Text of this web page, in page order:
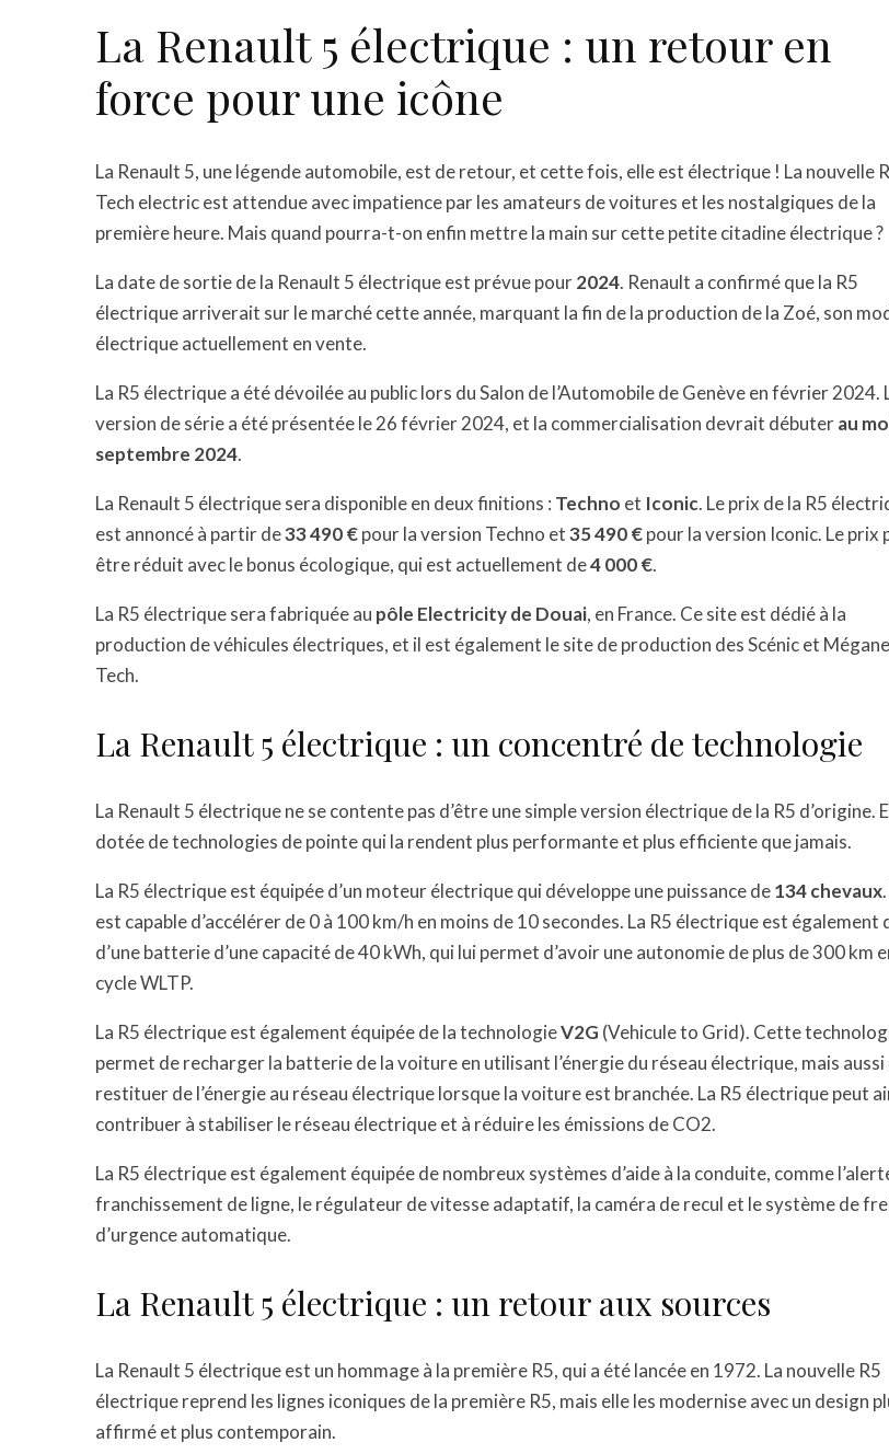
La Renault 5 électrique : un retour en
force pour une icône
La Renault 5, une légende automobile, est de retour, et cette fois, elle est électrique ! La nouvelle
Tech electric est attendue avec impatience par les amateurs de voitures et les nostalgiques de la
première heure. Mais quand pourra-t-on enfin mettre la main sur cette petite citadine électrique ?
La date de sortie de la Renault 5 électrique est prévue pour2024. Renault a confirmé que la R5
électrique arriverait sur le marché cette année, marquant la fin de la production de la Zoé, son
électrique actuellement en vente.
La R5 électrique a été dévoilée au public lors du Salon de l’Automobile de Genève en février 2024.
version de série a été présentée le 26 février 2024, et la commercialisation devrait débuterau
septembre 2024.
La Renault 5 électrique sera disponible en deux finitions : Techno et Iconic. Le prix de la R5
est annoncé à partir de33 490 €pour la version Techno et35 490 €pour la version Iconic. Le prix
être réduit avec le bonus écologique, qui est actuellement de4 000 €.
La R5 électrique sera fabriquée au pôle Electricity de Douai, en France. Ce site est dédié à la
production de véhicules électriques, et il est également le site de production des Scénic et
Tech.
La Renault 5 électrique : un concentré de technologie
La Renault 5 électrique ne se contente pas d’être une simple version électrique de la R5 d’origine.
dotée de technologies de pointe qui la rendent plus performante et plus efficiente que jamais.
La R5 électrique est équipée d’un moteur électrique qui développe une puissance de134 chevaux
est capable d’accélérer de 0 à 100 km/h en moins de 10 secondes. La R5 électrique est également
d’une batterie d’une capacité de 40 kWh, qui lui permet d’avoir une autonomie de plus de 300 km
cycle WLTP.
La R5 électrique est également équipée de la technologieV2G (Vehicule to Grid). Cette
permet de recharger la batterie de la voiture en utilisant l’énergie du réseau électrique, mais aussi
restituer de l’énergie au réseau électrique lorsque la voiture est branchée. La R5 électrique peut
contribuer à stabiliser le réseau électrique et à réduire les émissions de CO2.
La R5 électrique est également équipée de nombreux systèmes d’aide à la conduite, comme
franchissement de ligne, le régulateur de vitesse adaptatif, la caméra de recul et le système de
d’urgence automatique.
La Renault 5 électrique : un retour aux sources
La Renault 5 électrique est un hommage à la première R5, qui a été lancée en 1972. La nouvelle R5
électrique reprend les lignes iconiques de la première R5, mais elle les modernise avec un design
affirmé et plus contemporain.